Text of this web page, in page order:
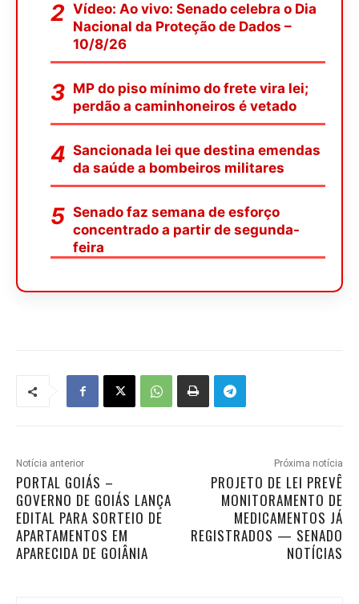
Vídeo: Ao vivo: Senado celebra o Dia
Nacional da Proteção de Dados –
10/8/26
MP do piso mínimo do frete vira lei;
perdão a caminhoneiros é vetado
Sancionada lei que destina emendas
da saúde a bombeiros militares
Senado faz semana de esforço
concentrado a partir de segunda-
feira
Notícia anterior
PORTAL GOIÁS –
GOVERNO DE GOIÁS LANÇA
EDITAL PARA SORTEIO DE
APARTAMENTOS EM
APARECIDA DE GOIÂNIA
Próxima notícia
PROJETO DE LEI PREVÊ
MONITORAMENTO DE
MEDICAMENTOS JÁ
REGISTRADOS — SENADO
NOTÍCIAS